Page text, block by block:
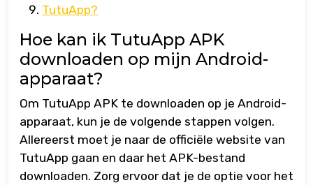
TutuApp?
Hoe kan ik TutuApp APK
downloaden op mijn Android-
apparaat?
Om TutuApp APK te downloaden op je Android-
apparaat, kun je de volgende stappen volgen.
Allereerst moet je naar de officiële website van
TutuApp gaan en daar het APK-bestand
downloaden. Zorg ervoor dat je de optie voor het